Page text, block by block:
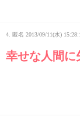
4. 匿名 2013/09/11(水)
幸せな人間に